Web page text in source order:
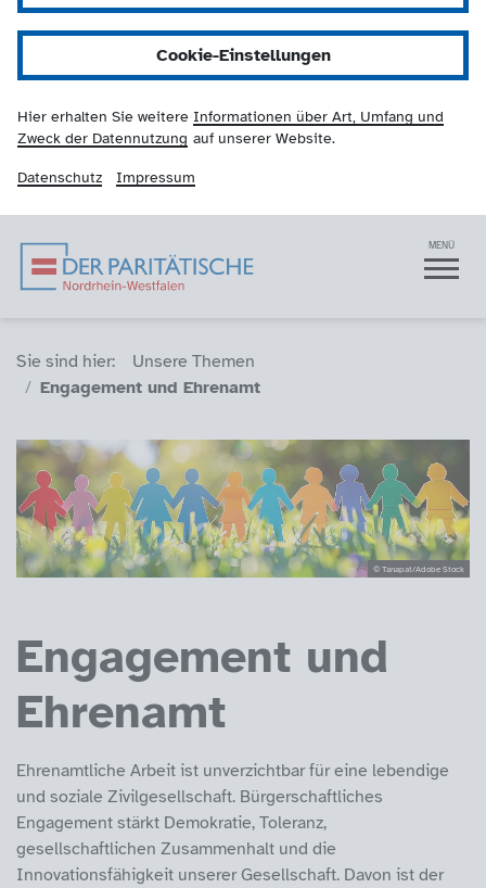
Cookie-Einstellungen
Hier erhalten Sie weitere Informationen über Art, Umfang und
Zweck der Datennutzung auf unserer Website.
Datenschutz Impressum
Der Paritätische NRW
Navigation MENÜ
Sie sind hier (Breadcrumb)
Sie sind hier:
Unsere Themen
Engagement und Ehrenamt
© Tanapat/Adobe Stock
Engagement und
Ehrenamt
Ehrenamtliche Arbeit ist unverzichtbar für eine lebendige
und soziale Zivilgesellschaft. Bürgerschaftliches
Engagement stärkt Demokratie, Toleranz,
gesellschaftlichen Zusammenhalt und die
Innovationsfähigkeit unserer Gesellschaft. Davon ist der